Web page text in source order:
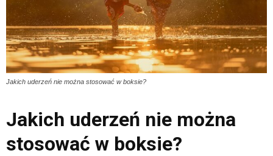
Jakich uderzeń nie można stosować w boksie?
Jakich uderzeń nie można
stosować w boksie?